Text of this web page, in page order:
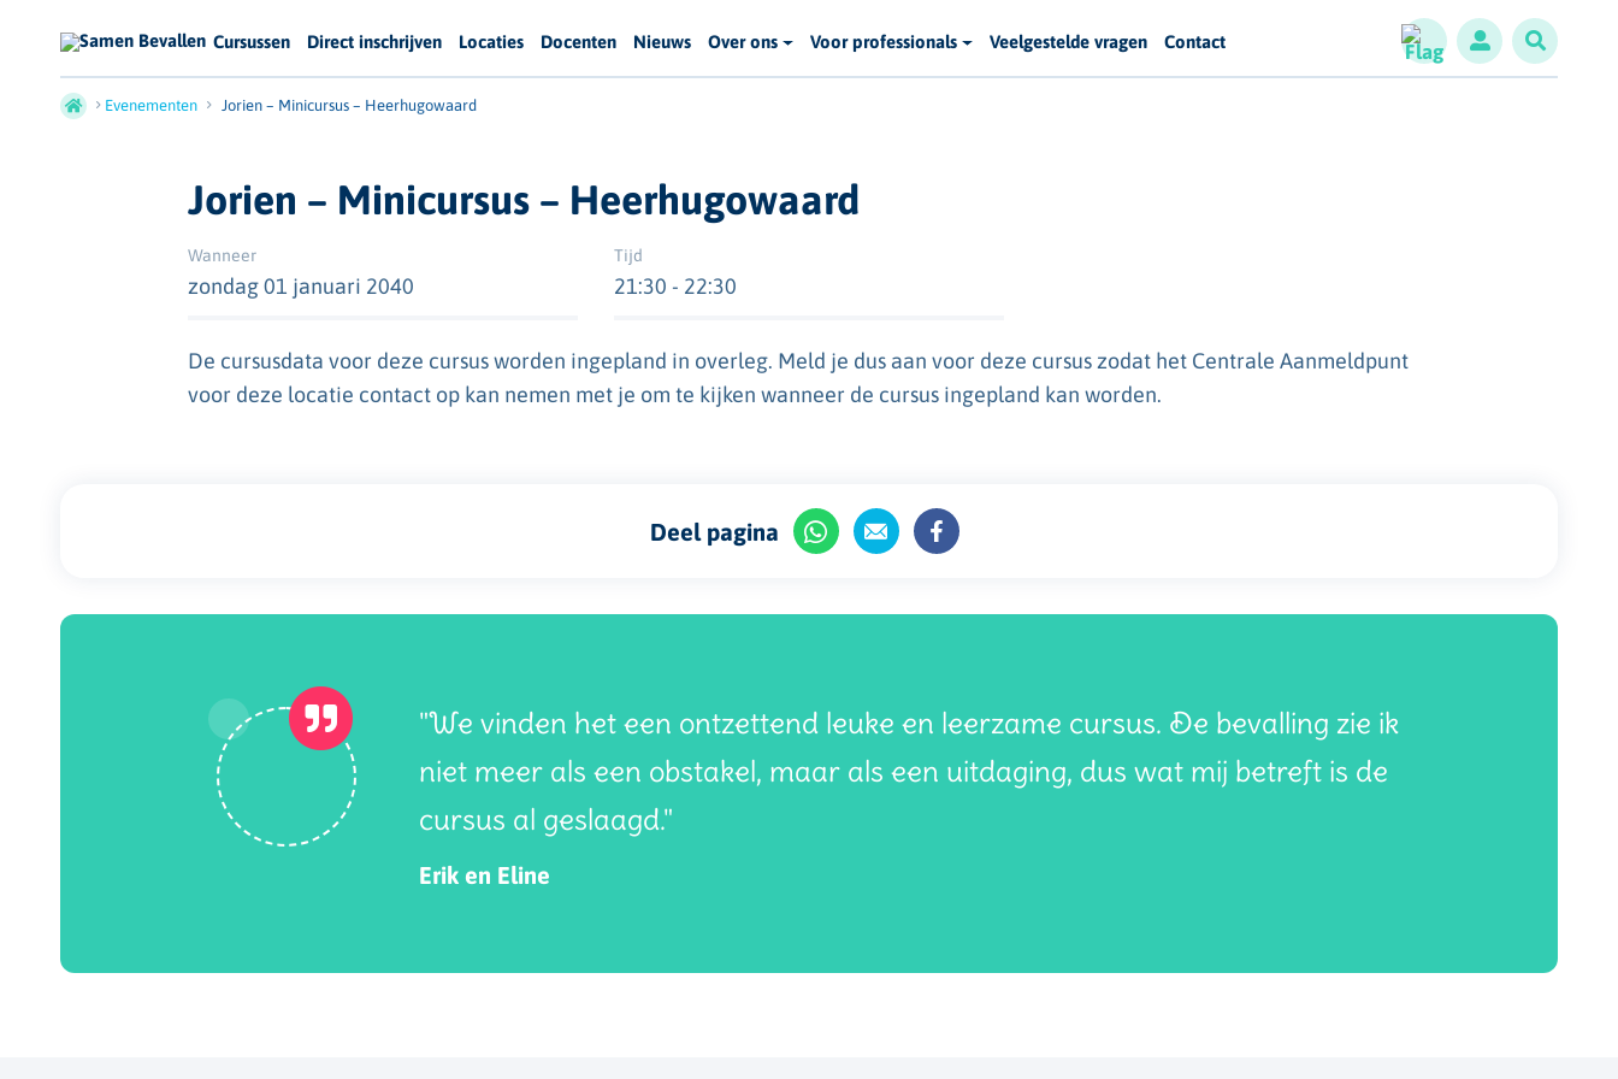
Cursussen Direct inschrijven Locaties Docenten Nieuws Over ons Voor professionals Veelgestelde vragen Contact
Evenementen Jorien – Minicursus – Heerhugowaard
Jorien – Minicursus – Heerhugowaard
Wanneer
zondag 01 januari 2040
Tijd
21:30 - 22:30
De cursusdata voor deze cursus worden ingepland in overleg. Meld je dus aan voor deze cursus zodat het Centrale Aanmeldpunt
voor deze locatie contact op kan nemen met je om te kijken wanneer de cursus ingepland kan worden.
Deel pagina
"We vinden het een ontzettend leuke en leerzame cursus. De bevalling zie ik
niet meer als een obstakel, maar als een uitdaging, dus wat mij betreft is de
cursus al geslaagd."
Erik en Eline